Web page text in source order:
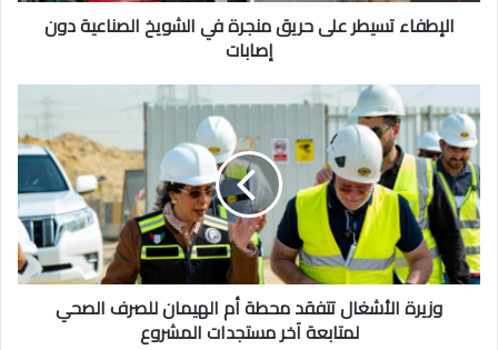
إصاباتالإطفاء تسيطر على حريق منجرة في الشويخ الصناعية دون
إصابات
الأشغال
تتفقد
محطة
أم
الهيمان
للصرف
الصحي
لمتابعة
مستجدات
وزيرة الأشغال تتفقد محطة أم الهيمان للصرف الصحي
لمتابعة آخر مستجدات المشروع